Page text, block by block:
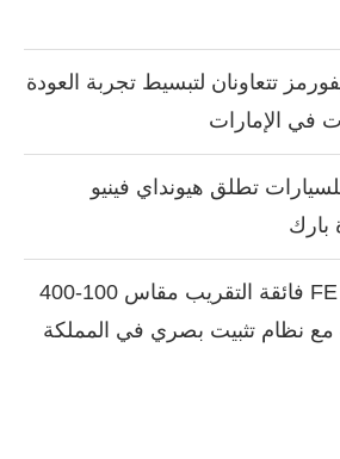
تتعاونان لتبسيط تجربة العودة
في الإمارات
تطلق هيونداي فينيو
بارك
سوني تطلق عدسة FE فائقة التقريب مقاس 100-400
مم ببعد بؤري 5.6-8 مع نظام تثبيت بصري في المملكة